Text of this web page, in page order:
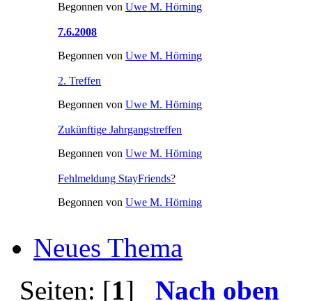
Begonnen von Uwe M. Hörning
7.6.2008
Begonnen von Uwe M. Hörning
2. Treffen
Begonnen von Uwe M. Hörning
Zukünftige Jahrgangstreffen
Begonnen von Uwe M. Hörning
Fehlmeldung StayFriends?
Begonnen von Uwe M. Hörning
Neues Thema
Seiten: [1] Nach oben